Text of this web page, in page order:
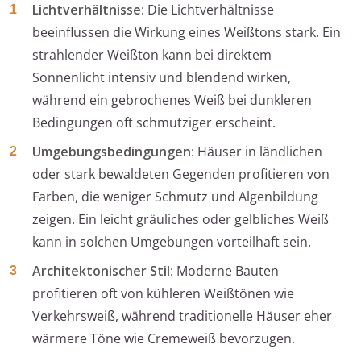
Lichtverhältnisse: Die Lichtverhältnisse
beeinflussen die Wirkung eines Weißtons stark. Ein
strahlender Weißton kann bei direktem
Sonnenlicht intensiv und blendend wirken,
während ein gebrochenes Weiß bei dunkleren
Bedingungen oft schmutziger erscheint.
Umgebungsbedingungen: Häuser in ländlichen
oder stark bewaldeten Gegenden profitieren von
Farben, die weniger Schmutz und Algenbildung
zeigen. Ein leicht gräuliches oder gelbliches Weiß
kann in solchen Umgebungen vorteilhaft sein.
Architektonischer Stil: Moderne Bauten
profitieren oft von kühleren Weißtönen wie
Verkehrsweiß, während traditionelle Häuser eher
wärmere Töne wie Cremeweiß bevorzugen.